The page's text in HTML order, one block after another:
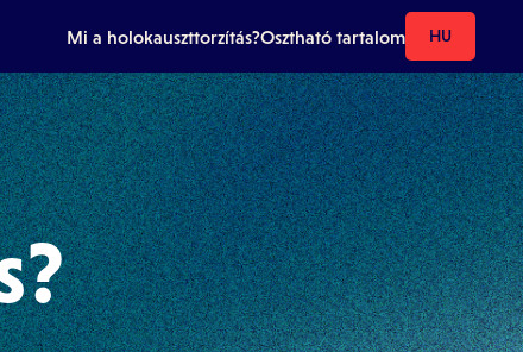
Mi a holokauszttorzítás?Osztható tartalom HU